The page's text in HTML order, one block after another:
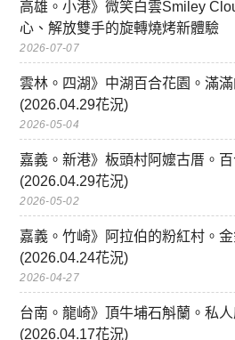
高雄。小港》微笑白雲Smiley
心、解放雙手的旋轉燒烤新體驗
2026-07-07
雲林。四湖》中湖百合花園。滿
(2026.04.29花況)
2026-05-04
嘉義。新港》板頭村阿嬤古厝。
(2026.04.29花況)
2026-05-02
嘉義。竹崎》阿拉伯的粉紅村。
(2026.04.24花況)
2026-04-27
台南。龍崎》頂牛埔石斛蘭。私
(2026.04.17花況)